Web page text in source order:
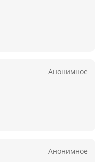
Анонимное
Анонимное